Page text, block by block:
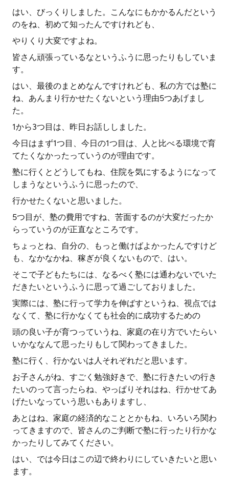
はい、びっくりしました。こんなにもかかるんだという
のをね、初めて知ったんですけれども、
やりくり大変ですよね。
皆さん頑張っているなというふうに思ったりもしていま
す。
はい、最後のまとめなんですけれども、私の方では塾に
ね、あんまり行かせたくないという理由5つあげまし
た。
1から3つ目は、昨日お話ししました。
今日はまず1つ目、今日の1つ目は、人と比べる環境で育
てたくなかったっていうのが理由です。
塾に行くとどうしてもね、住院を気にするようになって
しまうなというふうに思ったので、
行かせたくないと思いました。
5つ目が、塾の費用ですね、苦面するのが大変だったか
らっていうのが正直なところです。
ちょっとね、自分の、もっと働けばよかったんですけど
も、なかなかね、稼ぎが良くないもので、はい。
そこで子どもたちには、なるべく塾には通わないでいた
だきたいというふうに思って過ごしておりました。
実際には、塾に行って学力を伸ばすというね、視点では
なくて、塾に行かなくても社会的に成功するための
頭の良い子が育つっていうね、家庭の在り方でいたらい
いかななんて思ったりもして関わってきました。
塾に行く、行かないは人それぞれだと思います。
お子さんがね、すごく勉強好きで、塾に行きたいの行き
たいのって言ったらね、やっぱりそれはね、行かせてあ
げたいなっていう思いもありますし、
あとはね、家庭の経済的なこととかもね、いろいろ関わ
ってきますので、皆さんのご判断で塾に行ったり行かな
かったりしてみてください。
はい、では今日はこの辺で終わりにしていきたいと思い
ます。